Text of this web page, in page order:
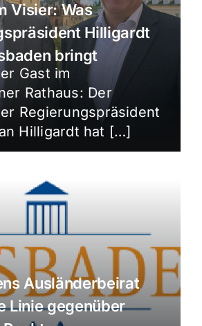
Visier: Was
Hilligardt
bringt
Gast im
Rathaus: Der
Regierungspräsident
Hilligardt hat […]
Ausländerbeirat
Linie gegenüber